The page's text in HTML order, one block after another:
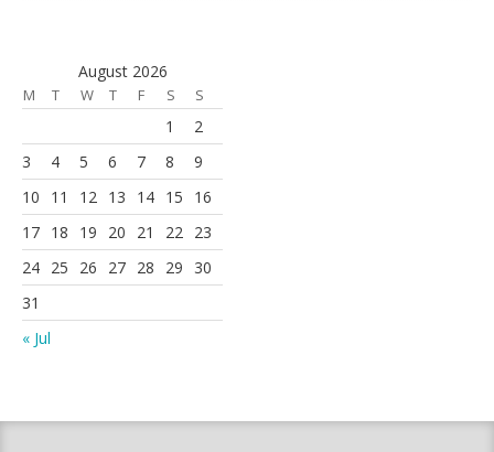
August 2026
M T W T F S S
« Jul
1
2
3
4 5 6 7 8
9
10
11 12 13 14 15
16
17 18 19 20 21 22
23
24 25 26 27 28 29
30
31